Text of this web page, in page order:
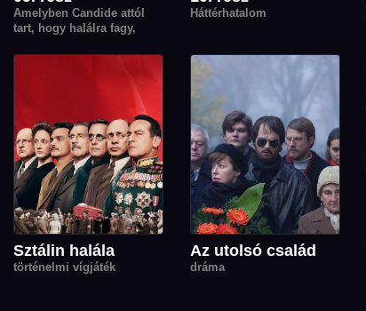
Amelyben Candide attól
tart, hogy halálra fagy,
halálra fagy, végül halálra
Háttérhatalom
Sztálin halála
történelmi vígjáték
Az utolsó család
dráma